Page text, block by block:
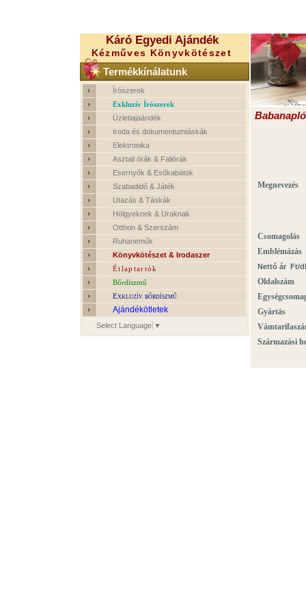
Káró Egyedi Ajándék
Kézműves Könyvkötészet
Termékkínálatunk
Írószerek
Exkluzív Írószerek
Üzletiajaándék
Iroda és dokumentumtáskák
Elektronika
Asztali órák & Faliórák
Esernyők & Esőkabátok
Szabadidő & Játék
Utazás & Táskák
Hölgyeknek & Uraknak
Otthon & Szerszám
Ruhaneműk
Könyvkötészet & Irodaszer
Étlaptartók
Bőrdíszmű
Exkluzív bőrdíszmű
Ajándékötletek
Select Language ▼
Megnevezés
Csomagolás
Emblémázás
Nettó ár Ft/
Oldalszám
Gyártás
Származási